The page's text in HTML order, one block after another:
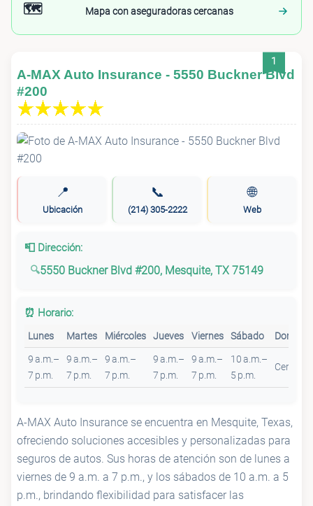
🗺️ Mapa con aseguradoras cercanas
1
A-MAX Auto Insurance - 5550 Buckner Blvd
#200
📍
Ubicación
📞
(214) 305-2222
🌐
Web
📮 Dirección:
5550 Buckner Blvd #200, Mesquite, TX 75149
⏰ Horario:
Lunes Martes Miércoles Jueves Viernes Sábado
9 a.m.–
7 p.m.
9 a.m.–
7 p.m.
9 a.m.–
7 p.m.
9 a.m.–
7 p.m.
9 a.m.–
7 p.m.
10 a.m.–
5 p.m.
Cerrado
A-MAX Auto Insurance se encuentra en Mesquite, Texas,
ofreciendo soluciones accesibles y personalizadas para
seguros de autos. Sus horas de atención son de lunes a
viernes de 9 a.m. a 7 p.m., y los sábados de 10 a.m. a 5
p.m., brindando flexibilidad para satisfacer las